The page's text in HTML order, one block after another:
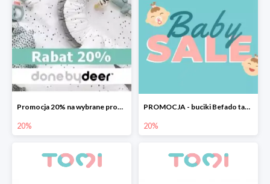
Promocja 20% na wybrane produkty Done by Deer
20%
PROMOCJA - buciki Befado taniej o 20%
20%